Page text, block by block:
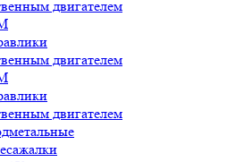
двигателем
двигателем
двигателем